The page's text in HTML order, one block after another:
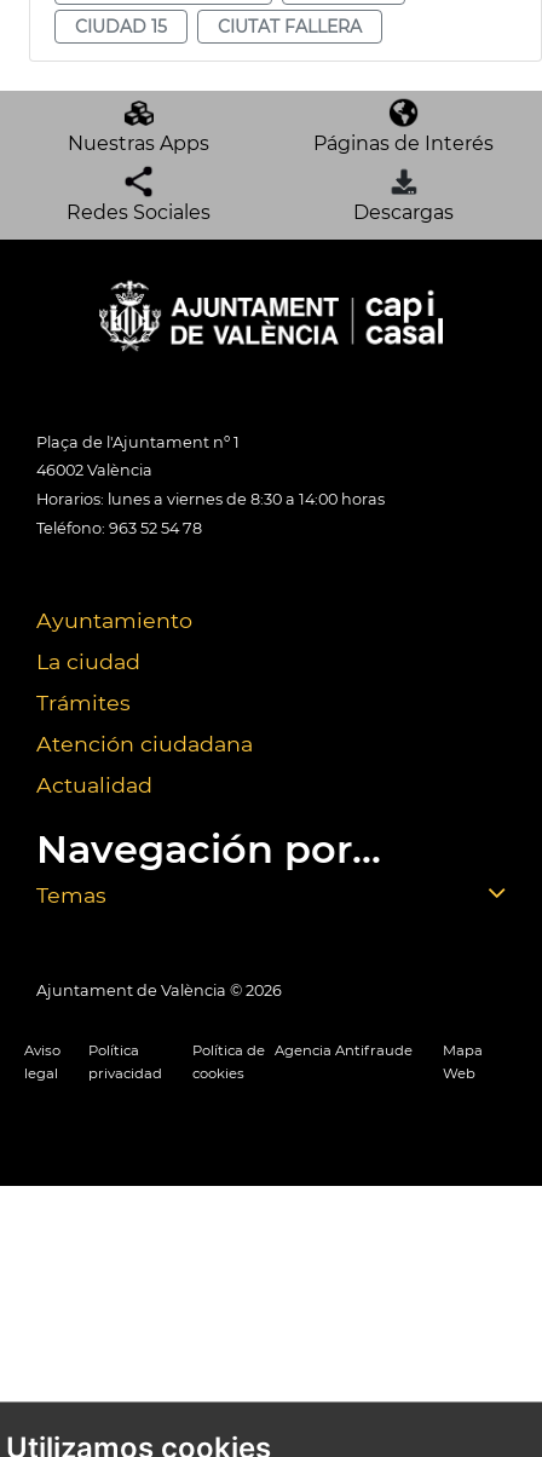
Utilizamos cookies
CIUDAD 15
CIUTAT FALLERA
Nuestras Apps Páginas de Interés
Redes Sociales Descargas
Plaça de l'Ajuntament nº 1
46002 València
Horarios: lunes a viernes de 8:30 a 14:00 horas
Teléfono: 963 52 54 78
Ayuntamiento
La ciudad
Trámites
Atención ciudadana
Actualidad
Navegación por...
Temas
Ajuntament de València © 2026
Aviso
legal
Política
privacidad
Política de
cookies
Agencia Antifraude
Mapa
Web